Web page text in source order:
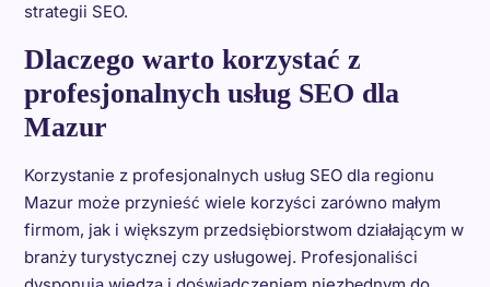
strategii SEO.
Dlaczego warto korzystać z
profesjonalnych usług SEO dla
Mazur
Korzystanie z profesjonalnych usług SEO dla regionu
Mazur może przynieść wiele korzyści zarówno małym
firmom, jak i większym przedsiębiorstwom działającym w
branży turystycznej czy usługowej. Profesjonaliści